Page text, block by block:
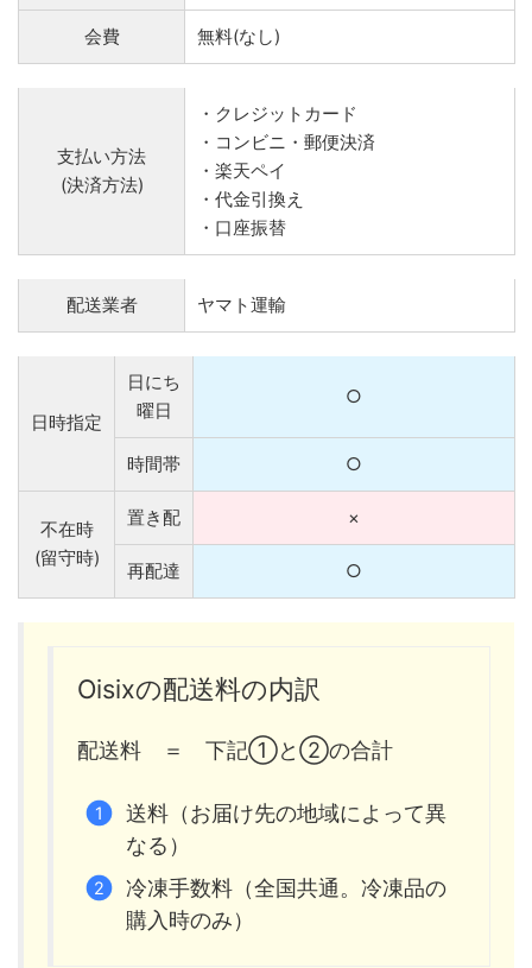
会費 無料(なし)
支払い方法
(決済方法)
・クレジットカード
・コンビニ・郵便決済
・楽天ペイ
・代金引換え
・口座振替
配送業者 ヤマト運輸
日時指定
日にち
曜日
○
時間帯 ○
不在時
(留守時)
置き配 ×
再配達 ○
Oisixの配送料の内訳
配送料 ＝ 下記①と②の合計
送料（お届け先の地域によって異
なる）
冷凍手数料（全国共通。冷凍品の
購入時のみ）